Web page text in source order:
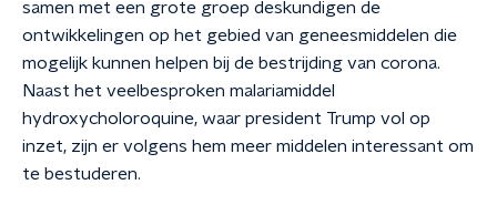
samen met een grote groep deskundigen de
ontwikkelingen op het gebied van geneesmiddelen die
mogelijk kunnen helpen bij de bestrijding van corona.
Naast het veelbesproken malariamiddel
hydroxycholoroquine, waar president Trump vol op
inzet, zijn er volgens hem meer middelen interessant om
te bestuderen.